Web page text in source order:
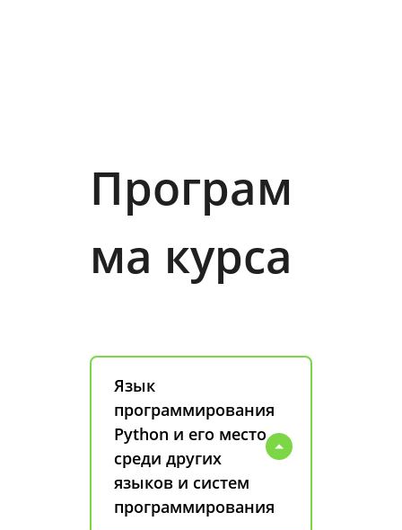
Програм
ма курса
Язык
программирования
Python и его место
среди других
языков и систем
программирования